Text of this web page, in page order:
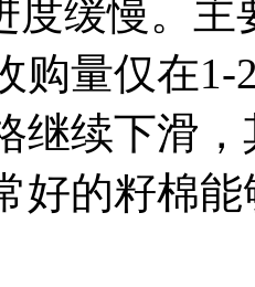
度缓慢。
购量仅在
继续下滑
好的籽棉